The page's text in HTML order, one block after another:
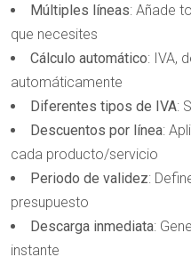
Múltiples líneas: Añade
que necesites
Cálculo automático: IVA,
automáticamente
Diferentes tipos de IVA:
Descuentos por línea:
cada producto/servicio
Periodo de validez:
presupuesto
Descarga inmediata:
instante